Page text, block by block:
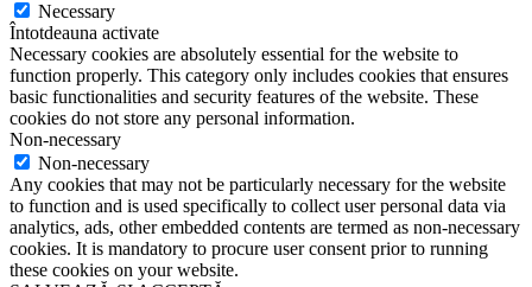
Necessary
Întotdeauna activate
Necessary cookies are absolutely essential for the website to
function properly. This category only includes cookies that ensures
basic functionalities and security features of the website. These
cookies do not store any personal information.
Non-necessary
Non-necessary
Any cookies that may not be particularly necessary for the website
to function and is used specifically to collect user personal data via
analytics, ads, other embedded contents are termed as non-necessary
cookies. It is mandatory to procure user consent prior to running
these cookies on your website.